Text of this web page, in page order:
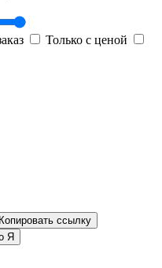
Только с ценой
Копировать ссылку
Я